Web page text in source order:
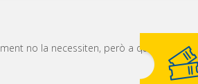
no la necessiten, però a qui pot facilitar